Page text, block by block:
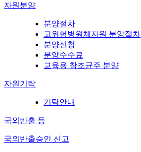
자원분양
분양절차
고위험병원체자원 분양절차
분양신청
분양수수료
교육용 참조균주 분양
자원기탁
기탁안내
국외반출 등
국외반출승인 신고